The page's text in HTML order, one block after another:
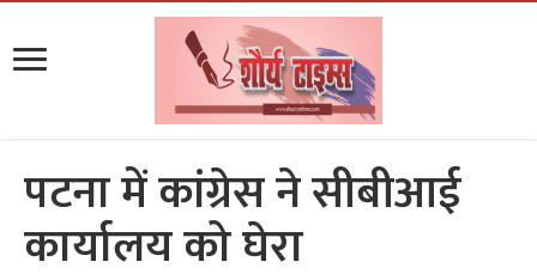
पटना में कांग्रेस ने सीबीआई
कार्यालय को घेरा